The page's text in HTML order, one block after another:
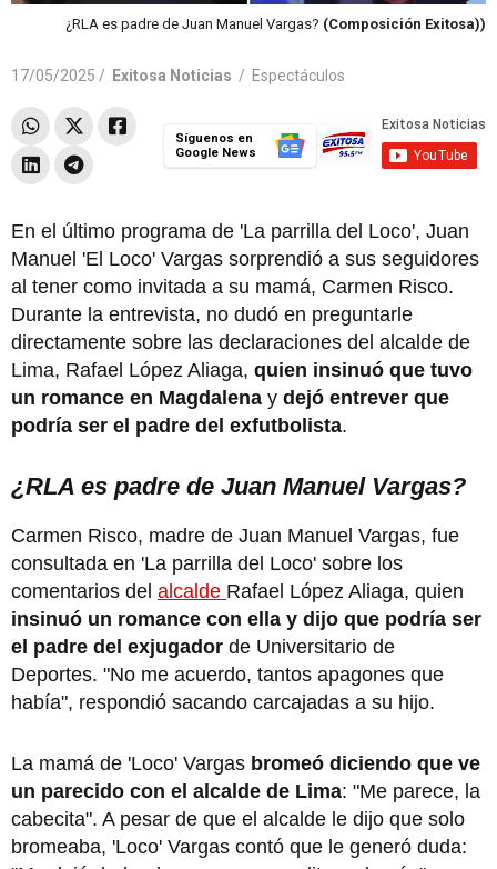
¿RLA es padre de Juan Manuel Vargas? (Composición Exitosa))
17/05/2025 / Exitosa Noticias / Espectáculos
Síguenos en
Google News
En el último programa de 'La parrilla del Loco', Juan
Manuel 'El Loco' Vargas sorprendió a sus seguidores
al tener como invitada a su mamá, Carmen Risco.
Durante la entrevista, no dudó en preguntarle
directamente sobre las declaraciones del alcalde de
Lima, Rafael López Aliaga, quien insinuó que tuvo
un romance en Magdalena y dejó entrever que
podría ser el padre del exfutbolista.
¿RLA es padre de Juan Manuel Vargas?
Carmen Risco, madre de Juan Manuel Vargas, fue
consultada en 'La parrilla del Loco' sobre los
comentarios del alcalde Rafael López Aliaga, quien
insinuó un romance con ella y dijo que podría ser
el padre del exjugador de Universitario de
Deportes. "No me acuerdo, tantos apagones que
había", respondió sacando carcajadas a su hijo.
La mamá de 'Loco' Vargas bromeó diciendo que ve
un parecido con el alcalde de Lima: "Me parece, la
cabecita". A pesar de que el alcalde le dijo que solo
bromeaba, 'Loco' Vargas contó que le generó duda: